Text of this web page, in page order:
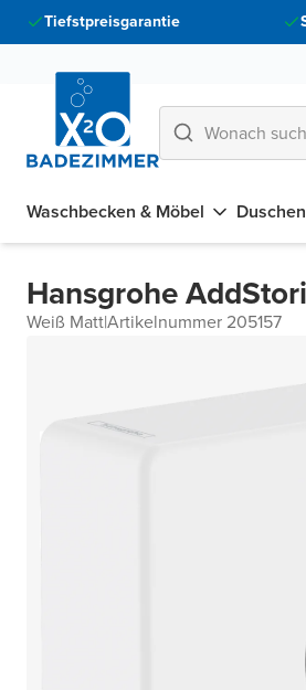
Tiefstpreisgarantie
Waschbecken & Möbel Duschen
Hansgrohe
Weiß Matt|Artikelnummer 205157